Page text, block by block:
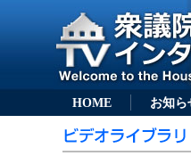
HOME お知ら